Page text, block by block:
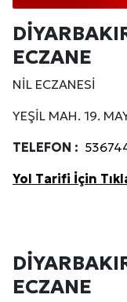
ECZANE
NİL ECZANESİ
YEŞİL MAH. 19.
TELEFON :
Yol Tarifi İçin
ECZANE